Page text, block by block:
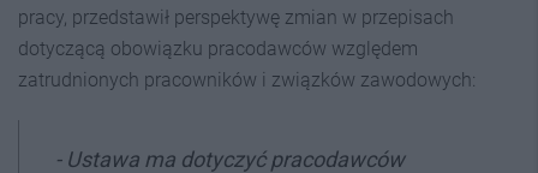
pracy, przedstawił perspektywę zmian w przepisach
dotyczącą obowiązku pracodawców względem
zatrudnionych pracowników i związków zawodowych:
- Ustawa ma dotyczyć pracodawców